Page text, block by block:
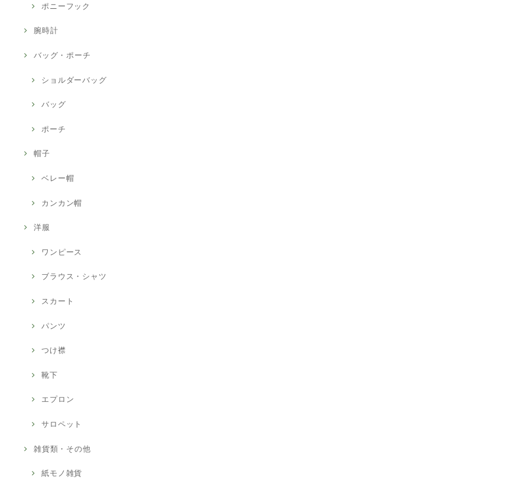
ポニーフック
腕時計
バッグ・ポーチ
ショルダーバッグ
バッグ
ポーチ
帽子
ベレー帽
カンカン帽
洋服
ワンピース
ブラウス・シャツ
スカート
パンツ
つけ襟
靴下
エプロン
サロペット
雑貨類・その他
紙モノ雑貨